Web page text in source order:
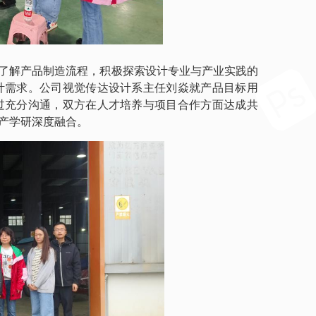
解产品制造流程，积极探索设计专业与产业实践的
求。公司视觉传达设计系主任刘焱就产品目标用
分沟通，双方在人才培养与项目合作方面达成共
学研深度融合。